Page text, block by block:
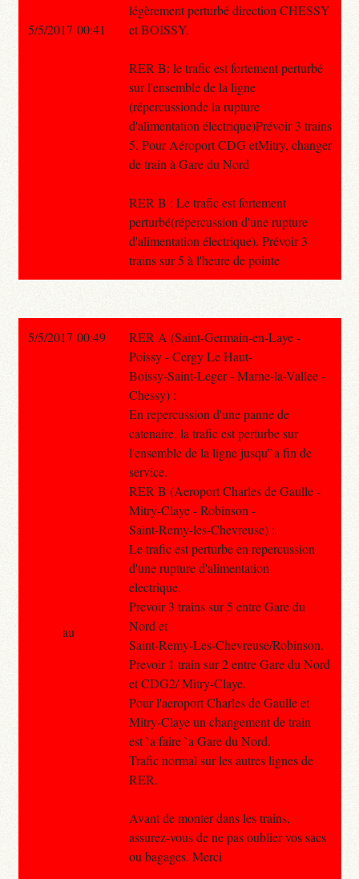
légèrement perturbé direction CHESSY
et BOISSY.
RER B: le trafic est fortement perturbé
sur l'ensemble de la ligne
(répercussionde la rupture
d'alimentation électrique)Prévoir 3 trains
5. Pour Aéroport CDG etMitry, changer
de train à Gare du Nord
RER B : Le trafic est fortement
perturbé(répercussion d'une rupture
d'alimentation électrique). Prévoir 3
trains sur 5 à l'heure de pointe
5/5/2017 00:41
5/5/2017 00:49
RER A (Saint-Germain-en-Laye -
Poissy - Cergy Le Haut-
Boissy-Saint-Leger - Marne-la-Vallee -
Chessy) :
En repercussion d'une panne de
catenaire, la trafic est perturbe sur
l'ensemble de la ligne jusqu'`a fin de
service.
RER B (Aeroport Charles de Gaulle -
Mitry-Claye - Robinson -
Saint-Remy-les-Chevreuse) :
Le trafic est perturbe en repercussion
d'une rupture d'alimentation
electrique.
Prevoir 3 trains sur 5 entre Gare du
Nord et
Saint-Remy-Les-Chevreuse/Robinson.
Prevoir 1 train sur 2 entre Gare du Nord
et CDG2/ Mitry-Claye.
Pour l'aeroport Charles de Gaulle et
Mitry-Claye un changement de train
est `a faire `a Gare du Nord.
Trafic normal sur les autres lignes de
RER.
Avant de monter dans les trains,
assurez-vous de ne pas oublier vos sacs
ou bagages. Merci
au